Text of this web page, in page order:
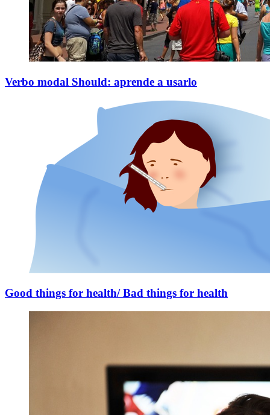
Verbo modal Should: aprende a usarlo
Good things for health/ Bad things for health